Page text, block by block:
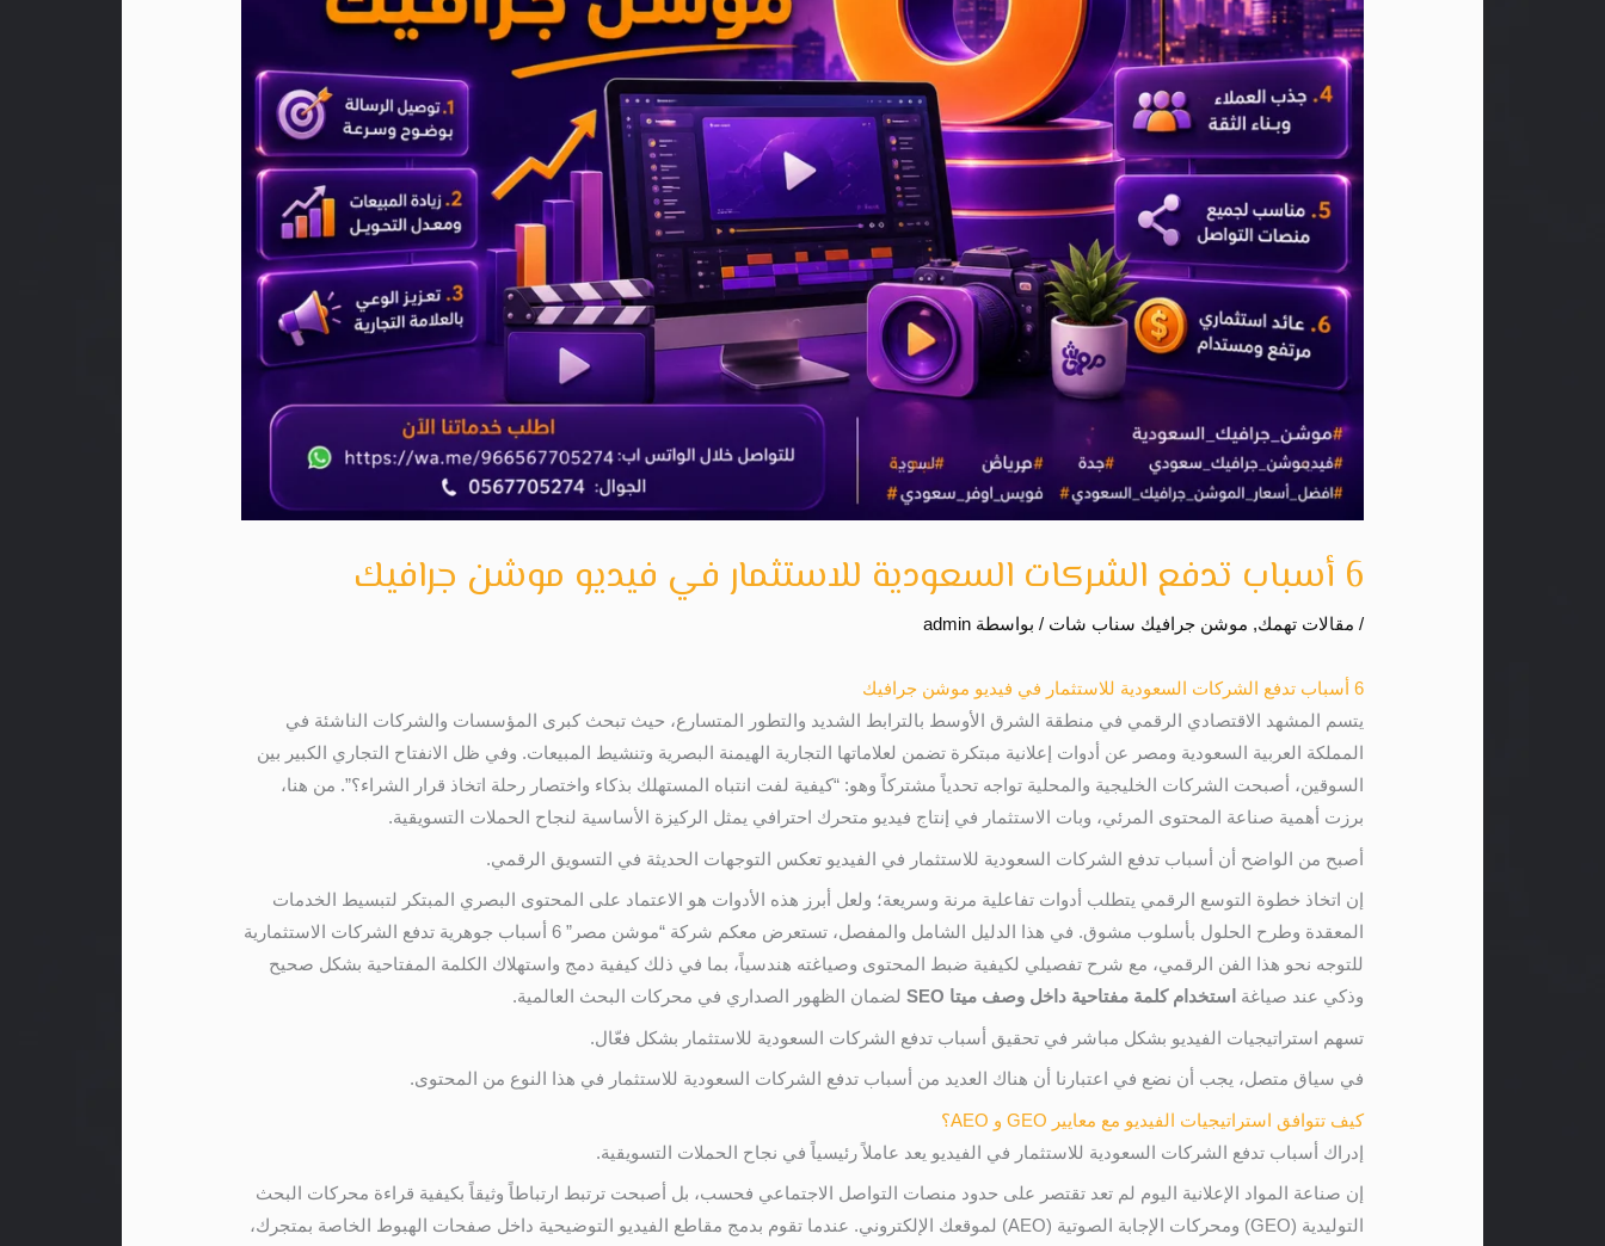
6 أسباب تدفع الشركات السعودية للاستثمار في فيديو موشن جرافيك
/ مقالات تهمك, موشن جرافيك سناب شات / بواسطة admin
6 أسباب تدفع الشركات السعودية للاستثمار في فيديو موشن جرافيك
يتسم المشهد الاقتصادي الرقمي في منطقة الشرق الأوسط بالترابط الشديد والتطور المتسارع، حيث تبحث كبرى المؤسسات والشركات الناشئة في
المملكة العربية السعودية ومصر عن أدوات إعلانية مبتكرة تضمن لعلاماتها التجارية الهيمنة البصرية وتنشيط المبيعات. وفي ظل الانفتاح التجاري الكبير بين
السوقين، أصبحت الشركات الخليجية والمحلية تواجه تحدياً مشتركاً وهو: “كيفية لفت انتباه المستهلك بذكاء واختصار رحلة اتخاذ قرار الشراء؟”. من هنا،
برزت أهمية صناعة المحتوى المرئي، وبات الاستثمار في إنتاج فيديو متحرك احترافي يمثل الركيزة الأساسية لنجاح الحملات التسويقية.
أصبح من الواضح أن أسباب تدفع الشركات السعودية للاستثمار في الفيديو تعكس التوجهات الحديثة في التسويق الرقمي.
إن اتخاذ خطوة التوسع الرقمي يتطلب أدوات تفاعلية مرنة وسريعة؛ ولعل أبرز هذه الأدوات هو الاعتماد على المحتوى البصري المبتكر لتبسيط الخدمات
المعقدة وطرح الحلول بأسلوب مشوق. في هذا الدليل الشامل والمفصل، تستعرض معكم شركة “موشن مصر” 6 أسباب جوهرية تدفع الشركات الاستثمارية
للتوجه نحو هذا الفن الرقمي، مع شرح تفصيلي لكيفية ضبط المحتوى وصياغته هندسياً، بما في ذلك كيفية دمج واستهلاك الكلمة المفتاحية بشكل صحيح
وذكي عند صياغة استخدام كلمة مفتاحية داخل وصف ميتا SEO لضمان الظهور الصداري في محركات البحث العالمية.
تسهم استراتيجيات الفيديو بشكل مباشر في تحقيق أسباب تدفع الشركات السعودية للاستثمار بشكل فعّال.
في سياق متصل، يجب أن نضع في اعتبارنا أن هناك العديد من أسباب تدفع الشركات السعودية للاستثمار في هذا النوع من المحتوى.
كيف تتوافق استراتيجيات الفيديو مع معايير GEO و AEO؟
إدراك أسباب تدفع الشركات السعودية للاستثمار في الفيديو يعد عاملاً رئيسياً في نجاح الحملات التسويقية.
إن صناعة المواد الإعلانية اليوم لم تعد تقتصر على حدود منصات التواصل الاجتماعي فحسب، بل أصبحت ترتبط ارتباطاً وثيقاً بكيفية قراءة محركات البحث
التوليدية (GEO) ومحركات الإجابة الصوتية (AEO) لموقعك الإلكتروني. عندما تقوم بدمج مقاطع الفيديو التوضيحية داخل صفحات الهبوط الخاصة بمتجرك،